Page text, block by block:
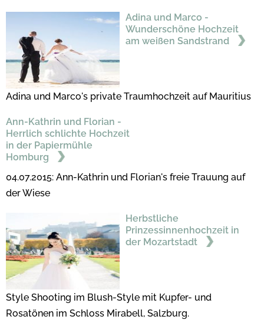
Adina und Marco -
Wunderschöne Hochzeit
am weißen Sandstrand
Adina und Marco's private Traumhochzeit auf Mauritius
Ann-Kathrin und Florian -
Herrlich schlichte Hochzeit
in der Papiermühle
Homburg
04.07.2015: Ann-Kathrin und Florian's freie Trauung auf
der Wiese
Herbstliche
Prinzessinnenhochzeit in
der Mozartstadt
Style Shooting im Blush-Style mit Kupfer- und
Rosatönen im Schloss Mirabell, Salzburg.